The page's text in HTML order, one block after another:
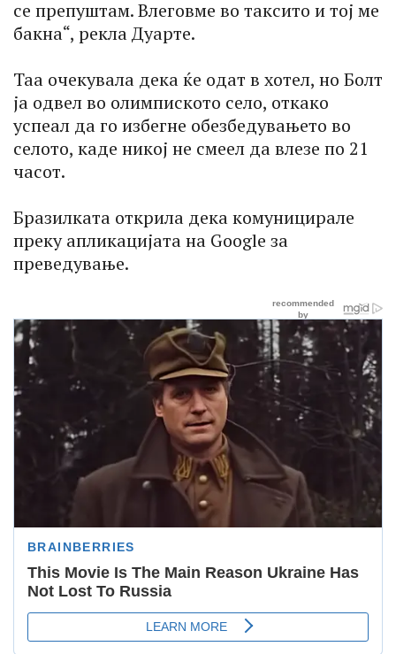
се препуштам. Влеговме во таксито и тој ме
бакна“, рекла Дуарте.
Таа очекувала дека ќе одат в хотел, но Болт
ја одвел во олимпиското село, откако
успеал да го избегне обезбедувањето во
селото, каде никој не смеел да влезе по 21
часот.
Бразилката открила дека комуницирале
преку апликацијата на Google за
преведување.